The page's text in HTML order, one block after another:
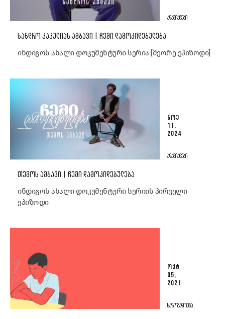
ᲐᲓᲐᲛᲘᲐᲜᲔᲑᲘ
ᲡᲐᲜᲓᲠᲝ ᲙᲐᲙᲣᲚᲘᲐᲡ ᲐᲛᲑᲐᲕᲘ | ᲩᲔᲛᲘ ᲓᲐᲛᲝᲙᲘᲓᲔᲑᲣᲚᲔᲑᲐ
ინდიგოს ახალი დოკუმენტური სერია [მეორე ეპიზოდი]
ᲜᲝᲔ
11,
2024
ᲐᲓᲐᲛᲘᲐᲜᲔᲑᲘ
ᲗᲔᲛᲝᲡ ᲐᲛᲑᲐᲕᲘ | ᲩᲔᲛᲘ ᲓᲐᲛᲝᲙᲘᲓᲔᲑᲣᲚᲔᲑᲐ
ინდიგოს ახალი დოკუმენტური სერიის პირველი
ეპიზოდი
ᲝᲥᲢ
05,
2021
ᲡᲐᲖᲝᲒᲐᲓᲝᲔᲑᲐ